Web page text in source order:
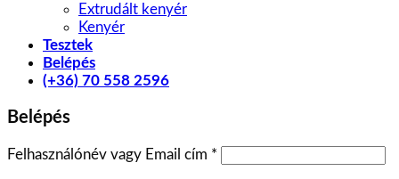
Extrudált kenyér
Kenyér
Tesztek
Belépés
(+36) 70 558 2596
Belépés
Felhasználónév vagy Email cím *